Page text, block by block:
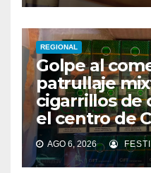
REGIONAL
Golpe al
patrullaje
cigarrillos de
el centro de
AGO 6, 2026